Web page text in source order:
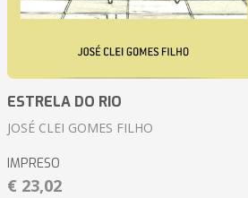
ESTRELA DO RIO
JOSÉ CLEI GOMES FILHO
IMPRESO
€ 23,02